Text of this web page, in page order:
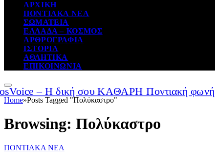
ΑΡΧΙΚΗ
ΠΟΝΤΙΑΚΑ ΝΕΑ
ΣΩΜΑΤΕΙΑ
ΕΛΛΑΔΑ – ΚΟΣΜΟΣ
ΑΡΘΡΟΓΡΑΦΙΑ
ΙΣΤΟΡΙΑ
ΑΘΛΗΤΙΚΑ
ΕΠΙΚΟΙΝΩΝΙΑ
Home»Posts Tagged "Πολύκαστρο"
Browsing: Πολύκαστρο
ΠΟΝΤΙΑΚΑ ΝΕΑ